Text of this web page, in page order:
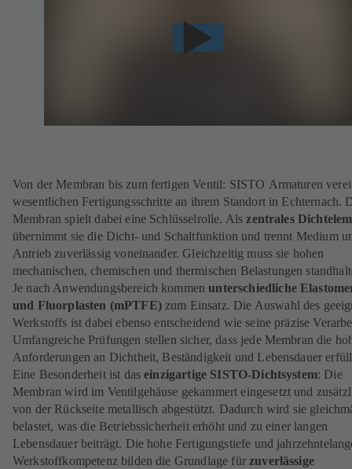
Von der Membran bis zum fertigen Ventil: SISTO Armaturen
wesentlichen Fertigungsschritte an ihrem Standort in Echternach.
Membran spielt dabei eine Schlüsselrolle. Alszentrales
übernimmt sie die Dicht- und Schalt­funktion und trennt Medium
Antrieb zuverlässig voneinander. Gleichzeitig muss sie hohen
mechanischen, chemischen und thermischen Belastungen
Je nach Anwendungsbereich kommenunterschiedliche
und Fluor­plasten (mPTFE) zum Einsatz. Die Auswahl des
Werkstoffs ist dabei eben­so entscheidend wie seine präzise
Umfangreiche Prüfungen stellen sicher, dass jede Membran die
Anforderungen an Dichtheit, Beständigkeit und Lebensdauer
Eine Besonderheit ist daseinzigartige SISTO-Dichtsystem: Die
Membran wird im Ventilgehäuse gekammert eingesetzt und
von der Rückseite metallisch abgestützt. Dadurch wird sie
belastet, was die Betriebssicherheit erhöht und zu einer langen
Lebensdauer beiträgt. Die hohe Fertigungstiefe und
Werkstoffkompetenz bilden die Grundlage fürzuverlässige